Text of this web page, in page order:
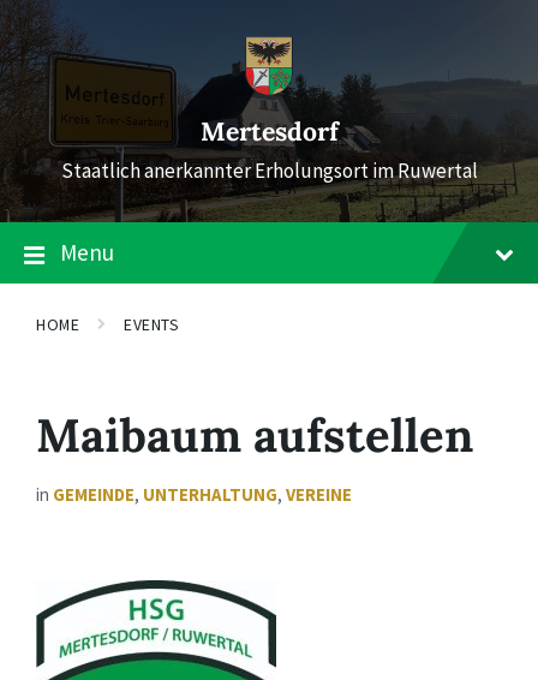
Skip
to
content
Skip
to
main
navigation
Skip
to
footer
Mertesdorf
Staatlich anerkannter Erholungsort im Ruwertal
Menu
HOME EVENTS
Maibaum aufstellen
in GEMEINDE, UNTERHALTUNG, VEREINE